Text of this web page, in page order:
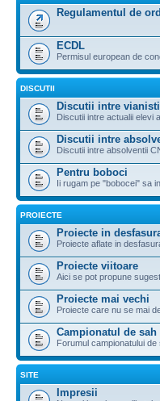
Regulamentul de
ECDL
Permisul european de
DISCUTII
Discutii intre vianisti
Discutii intre actualii elevi
Discutii intre
Discutii intre absolventii
Pentru boboci
Ii rugam pe "bobocei" sa
PROIECTE
Proiecte in
Proiecte aflate in
Proiecte viitoare
Aici se pot propune
Proiecte mai vechi
Proiecte care nu se mai
Campionatul de sah
Forumul campionatului
SITE
Impresii